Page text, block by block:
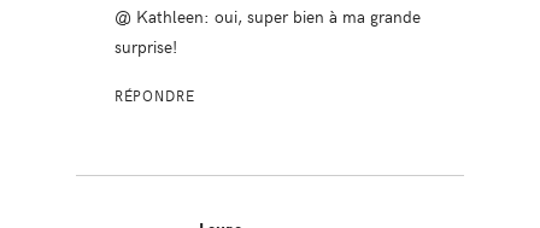
@ Kathleen: oui, super bien à ma grande
surprise!
RÉPONDRE